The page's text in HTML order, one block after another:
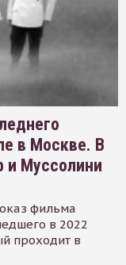
в Москве. В
и Муссолини
фильма
в 2022
проходит в